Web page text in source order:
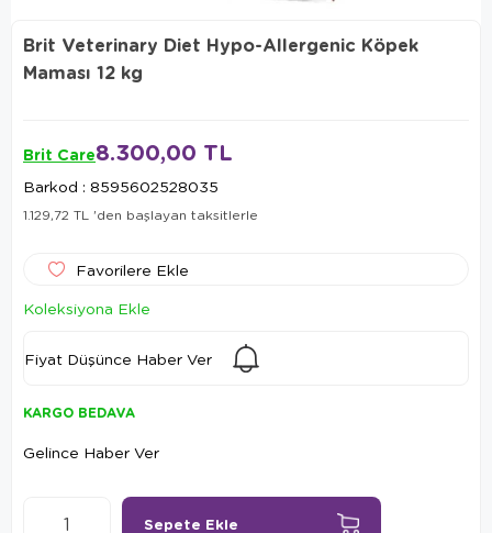
Brit Veterinary Diet Hypo-Allergenic Köpek
Maması 12 kg
Brit Care8.300,00 TL
Barkod : 8595602528035
1.129,72 TL 'den başlayan taksitlerle
Favorilere Ekle
Koleksiyona Ekle
Fiyat Düşünce Haber Ver
KARGO BEDAVA
Gelince Haber Ver